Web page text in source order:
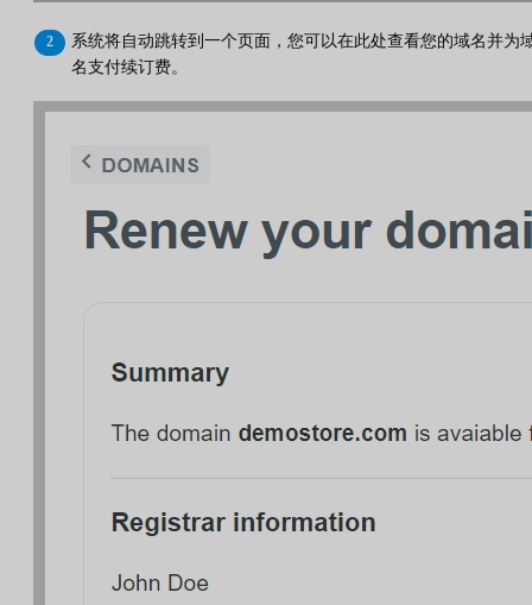
系统将自动跳转到一个页面，您可以在此处查看您的域名并为
名支付续订费。